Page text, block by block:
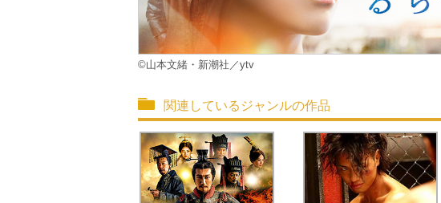
©山本文緒・新潮社／ytv
関連しているジャンルの作品